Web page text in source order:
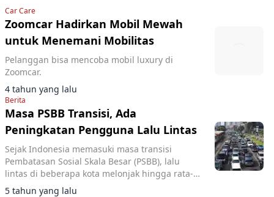
Car Care
Zoomcar Hadirkan Mobil Mewah
untuk Menemani Mobilitas
Pelanggan bisa mencoba mobil luxury di
Zoomcar.
4 tahun yang lalu
Berita
Masa PSBB Transisi, Ada
Peningkatan Pengguna Lalu Lintas
Sejak Indonesia memasuki masa transisi
Pembatasan Sosial Skala Besar (PSBB), lalu
lintas di beberapa kota melonjak hingga rata-
rata 24,3%
5 tahun yang lalu